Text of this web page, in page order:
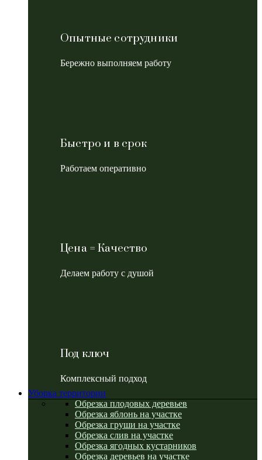
Опытные сотрудники
Бережно выполняем работу
Быстро и в срок
Работаем оперативно
Цена = Качество
Делаем работу с душой
Под ключ
Комплексный подход
Уборка территории
Обрезка плодовых деревьев
Обрезка яблонь на участке
Обрезка груши на участке
Обрезка слив на участке
Обрезка ягодных кустарников
Обрезка деревьев на участке